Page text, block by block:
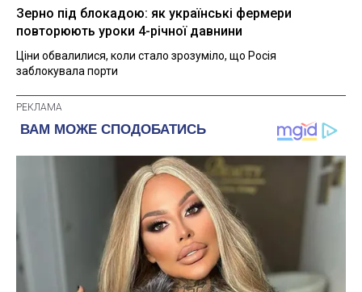
Зерно під блокадою: як українські фермери
повторюють уроки 4-річної давнини
Ціни обвалилися, коли стало зрозуміло, що Росія
заблокувала порти